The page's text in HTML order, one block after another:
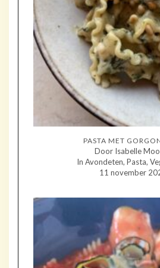
PASTA MET
Door Isabelle
In Avondeten, Pasta,
11 november